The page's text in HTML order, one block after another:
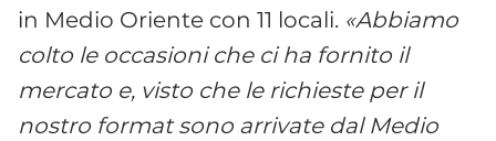
in Medio Oriente con 11 locali. «Abbiamo
colto le occasioni che ci ha fornito il
mercato e, visto che le richieste per il
nostro format sono arrivate dal Medio